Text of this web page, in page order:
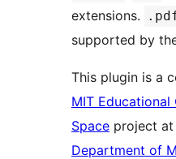
extensions.
supported by
This plugin is a
MIT
Space project
Department of